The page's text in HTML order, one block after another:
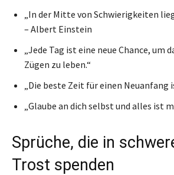
„In der Mitte von Schwierigkeiten
– Albert Einstein
„Jede Tag ist eine neue Chance, um
Zügen zu leben.“
„Die beste Zeit für einen Neuanfang
„Glaube an dich selbst und alles ist
Sprüche, die in
Trost spenden